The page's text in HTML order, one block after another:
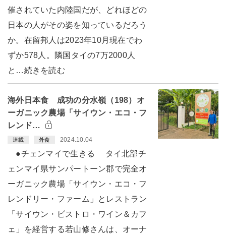
催されていた内陸国だが、どれほどの
日本の人がその姿を知っているだろう
か。在留邦人は2023年10月現在でわ
ずか578人。隣国タイの7万2000人
と…続きを読む
海外日本食 成功の分水嶺（198）オ
ーガニック農場「サイウン・エコ・フ
レンド…
連載 外食 2024.10.04
●チェンマイで生きる タイ北部チ
ェンマイ県サンパートーン郡で完全オ
ーガニック農場「サイウン・エコ・フ
レンドリー・ファーム」とレストラン
「サイウン・ビストロ・ワイン＆カフ
ェ」を経営する若山修さんは、オーナ